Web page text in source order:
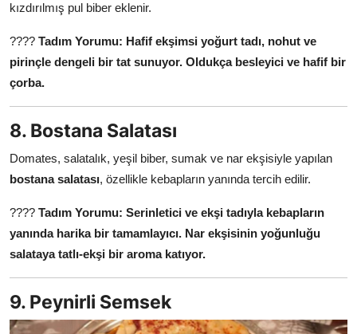
kızdırılmış pul biber eklenir.
???? Tadım Yorumu: Hafif ekşimsi yoğurt tadı, nohut ve
pirinçle dengeli bir tat sunuyor. Oldukça besleyici ve hafif bir
çorba.
8. Bostana Salatası
Domates, salatalık, yeşil biber, sumak ve nar ekşisiyle yapılan
bostana salatası, özellikle kebapların yanında tercih edilir.
???? Tadım Yorumu: Serinletici ve ekşi tadıyla kebapların
yanında harika bir tamamlayıcı. Nar ekşisinin yoğunluğu
salataya tatlı-ekşi bir aroma katıyor.
9. Peynirli Semsek